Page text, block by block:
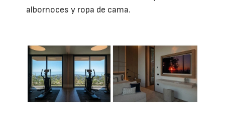
albornoces y ropa de cama.